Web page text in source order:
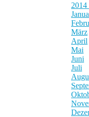
2014
März
April
Mai
Juni
Juli